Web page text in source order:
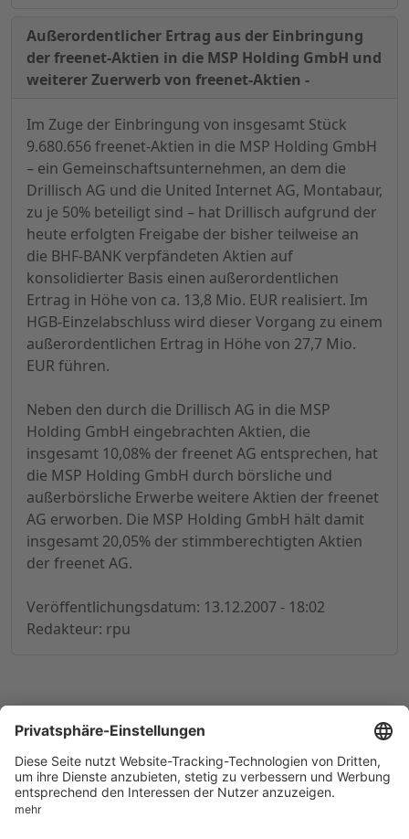
Außerordentlicher Ertrag aus der Einbringung
der freenet-Aktien in die MSP Holding GmbH und
weiterer Zuerwerb von freenet-Aktien -
Im Zuge der Einbringung von insgesamt Stück
9.680.656 freenet-Aktien in die MSP Holding GmbH
– ein Gemeinschaftsunternehmen, an dem die
Drillisch AG und die United Internet AG, Montabaur,
zu je 50% beteiligt sind – hat Drillisch aufgrund der
heute erfolgten Freigabe der bisher teilweise an
die BHF-BANK verpfändeten Aktien auf
konsolidierter Basis einen außerordentlichen
Ertrag in Höhe von ca. 13,8 Mio. EUR realisiert. Im
HGB-Einzelabschluss wird dieser Vorgang zu einem
außerordentlichen Ertrag in Höhe von 27,7 Mio.
EUR führen.
Neben den durch die Drillisch AG in die MSP
Holding GmbH eingebrachten Aktien, die
insgesamt 10,08% der freenet AG entsprechen, hat
die MSP Holding GmbH durch börsliche und
außerbörsliche Erwerbe weitere Aktien der freenet
AG erworben. Die MSP Holding GmbH hält damit
insgesamt 20,05% der stimmberechtigten Aktien
der freenet AG.
Veröffentlichungsdatum: 13.12.2007 - 18:02
Redakteur: rpu
© 1998-2026by GSC Research GmbH
Datenschutz